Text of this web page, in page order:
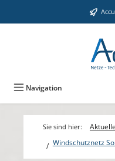
Zum Hauptinhalt springen
Navigation
Windschutznetz